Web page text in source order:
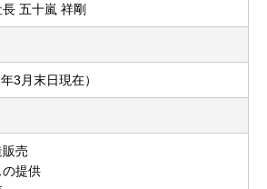
五十嵐 祥剛
3月末日現在）
売
提供